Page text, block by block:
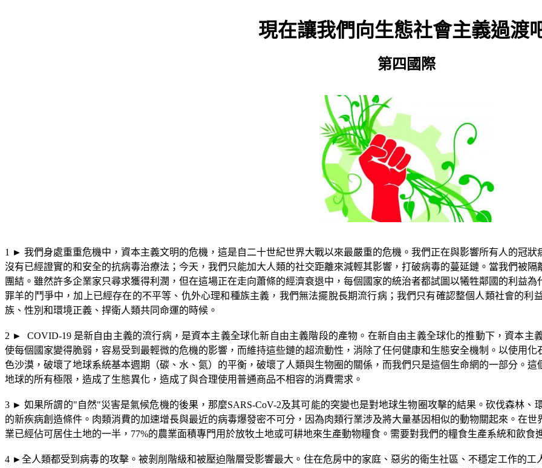
現在讓我們向生態社會主義過渡
第四國際
1 ► 我們身處重重危機中，資本主義文明的危機，這是自二十世紀世界大戰以來最嚴重的危機。我們正在與影響所有人的冠
沒有已經證實的和安全的抗病毒治療法；今天，我們只能加大人類的社交距離來減輕其影響，打破病毒的蔓延鏈。當我們被
團結。雖然許多企業家只尋求獲得利潤，但在這場正在走向蕭條的經濟衰退中，每個國家的統治者都試圖以犧牲鄰國的利益
罪羊的鬥爭中，加上已經存在的不平等、仇外心理和種族主義，我們無法擺脫長期流行病；我們只有確認整個人類社會的
族、性別和環境正義、捍衛人類共同命運的時候。
2 ► COVID-19 是新自由主義的流行病，是資本主義全球化新自由主義階段的產物。在新自由主義全球化的推動下，資本
使每個國家變得脆弱，容易受到最輕微的危機的影響，而維持這些鏈的超流動性，消除了任何健康和生態安全機制。以使用
色沙漠，破壞了地球系統基本週期（碳、水、氮）的平衡，破壞了人類與生物圈的關係，而我們只是這個生命網的一部分。
地球的所有極限，造成了生態異化，造成了與合理使用普通商品不相容的消費需求。
3 ► 如果所謂的"自然"災害是氣候危機的後果，那麼SARS-CoV-2及其可能的突變也是對地球生物圈攻擊的結果。砍伐森林、
的新疾病創造條件。肉類消費的加速增長與最近的病毒爆發密不可分，因為肉類行業涉及將大量基因相似的動物關起來。在
業已經佔可居住土地的一半， 77%的農業面積專門用於放牧土地或可耕地來生產動物糧食。需要對我們的糧食生產系統和飲食
4 ►全人類都受到病毒的攻擊。被剝削階級和被壓迫階層受影響最大。住在危房中的家庭、惡劣的衛生社區、不穩定工作的